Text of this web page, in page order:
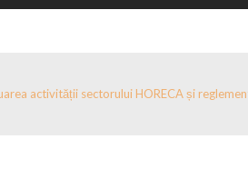
activității sectorului HORECA și